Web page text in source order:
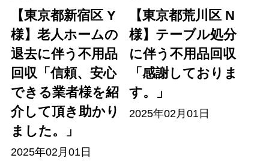
【東京都新宿区 Y
様】老人ホームの
退去に伴う不用品
回収「信頼、安心
できる業者様を紹
介して頂き助かり
ました。」
2025年02月01日
【東京都荒川区 N
様】テーブル処分
に伴う不用品回収
「感謝しておりま
す。」
2025年02月01日